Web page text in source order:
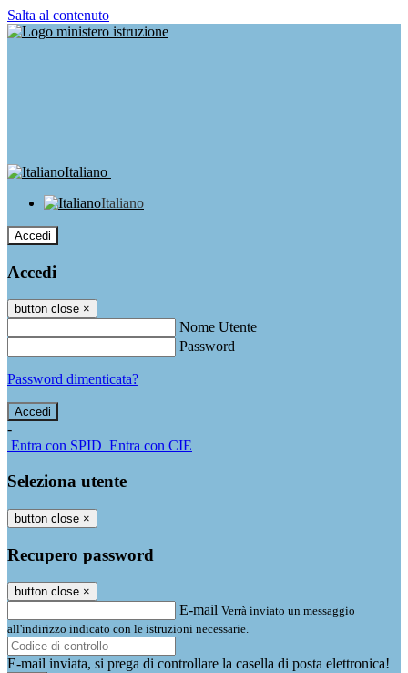
Salta al contenuto
Italiano
Italiano
Accedi
Accedi
button close ×
Nome Utente
Password
Password dimenticata?
-
Entra con SPID Entra con CIE
Seleziona utente
button close ×
Recupero password
button close ×
E-mail Verrà inviato un messaggio
all'indirizzo indicato con le istruzioni necessarie.
E-mail inviata, si prega di controllare la casella di posta elettronica!